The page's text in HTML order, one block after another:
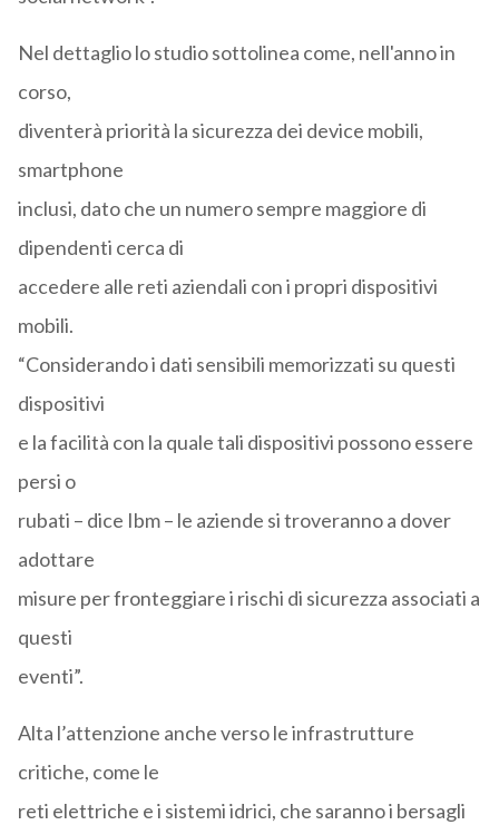
Nel dettaglio lo studio sottolinea come, nell'anno in
corso,
diventerà priorità la sicurezza dei device mobili,
smartphone
inclusi, dato che un numero sempre maggiore di
dipendenti cerca di
accedere alle reti aziendali con i propri dispositivi
mobili.
“Considerando i dati sensibili memorizzati su questi
dispositivi
e la facilità con la quale tali dispositivi possono essere
persi o
rubati – dice Ibm – le aziende si troveranno a dover
adottare
misure per fronteggiare i rischi di sicurezza associati a
questi
eventi”.
Alta l’attenzione anche verso le infrastrutture
critiche, come le
reti elettriche e i sistemi idrici, che saranno i bersagli